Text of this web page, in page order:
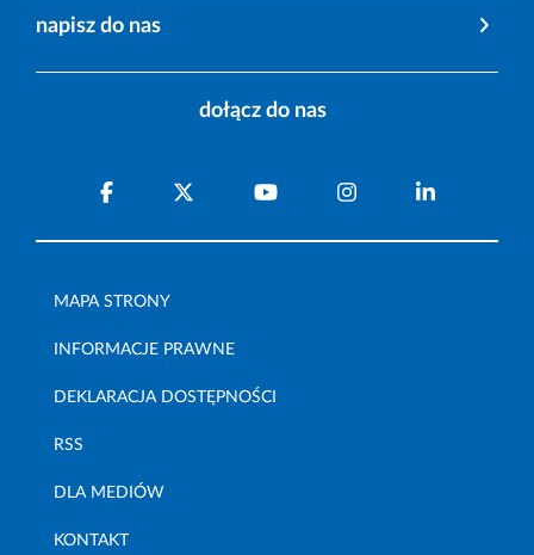
napisz do nas
dołącz do nas
MAPA STRONY
INFORMACJE PRAWNE
DEKLARACJA DOSTĘPNOŚCI
RSS
DLA MEDIÓW
KONTAKT